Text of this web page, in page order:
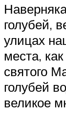
голубей,
улицах
места,
святого
голубей
великое